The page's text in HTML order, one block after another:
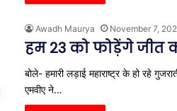
Awadh Maurya November 7,
हम 23 को फोड़ेंगे जीत
बोले- हमारी लड़ाई महाराष्ट्र के हो रहे
एमवीए ने…
January 9, 2026
व्यापारियों को राहत की पहल:
नगर में ट्रेडर्स कमीशन की
बैठक, केजरीवाल–मान का बड़ा